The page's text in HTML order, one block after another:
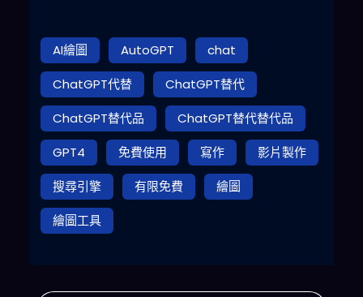
AI繪圖 AutoGPT
chat
ChatGPT代替
ChatGPT替代
ChatGPT替代品
ChatGPT替代替代品
GPT4
免費使用 寫作
影片製作
搜尋引擎
有限免費
繪圖
繪圖工具